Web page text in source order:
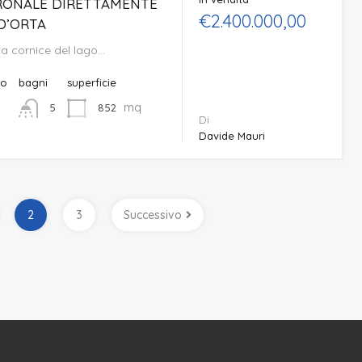
DIRETTAMENTE
cornice del lago…
bagni
5
superficie
852
mq
€2.400.000,00
Di
Davide Mauri
2 3 Successivo